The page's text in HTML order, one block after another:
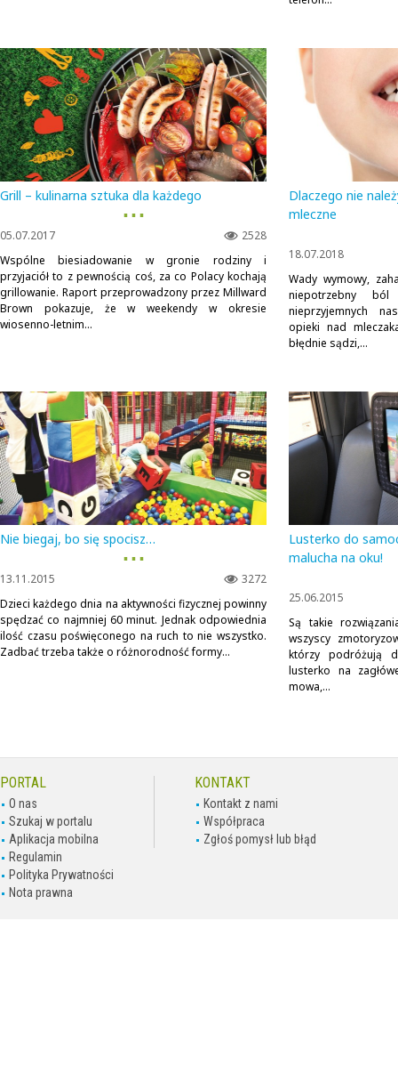
Grill – kulinarna sztuka dla każdego
▪ ▪ ▪
2528
05.07.2017
Wspólne biesiadowanie w gronie rodziny i
przyjaciół to z pewnością coś, za co Polacy kochają
grillowanie. Raport przeprowadzony przez Millward
Brown pokazuje, że w weekendy w okresie
wiosenno-letnim...
Dlaczego nie
mleczne
18.07.2018
Wady wymowy,
niepotrzebny
nieprzyjemnych
opieki nad
błędnie sądzi,...
Nie biegaj, bo się spocisz…
▪ ▪ ▪
3272
13.11.2015
Dzieci każdego dnia na aktywności fizycznej powinny
spędzać co najmniej 60 minut. Jednak odpowiednia
ilość czasu poświęconego na ruch to nie wszystko.
Zadbać trzeba także o różnorodność formy...
Lusterko do
malucha na oku!
25.06.2015
Są takie
wszyscy
którzy podróżują
lusterko na
mowa,...
PORTAL
O nas
Szukaj w portalu
Aplikacja mobilna
Regulamin
Polityka Prywatności
Nota prawna
KONTAKT
Kontakt z nami
Współpraca
Zgłoś pomysł lub błąd